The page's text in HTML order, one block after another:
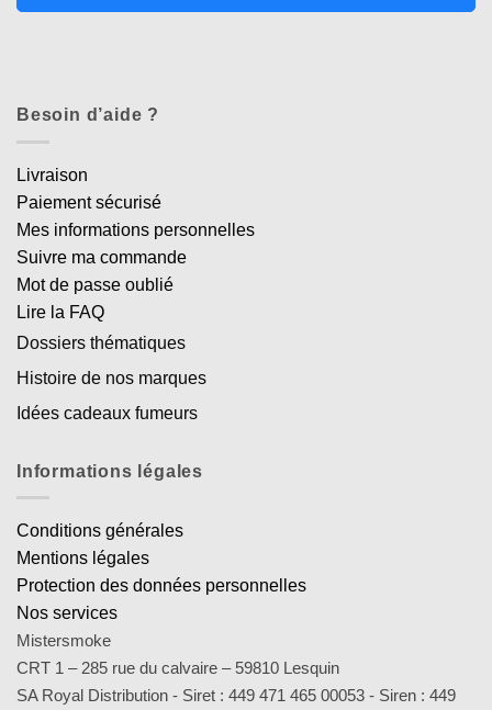
Besoin d’aide ?
Livraison
Paiement sécurisé
Mes informations personnelles
Suivre ma commande
Mot de passe oublié
Lire la FAQ
Dossiers thématiques
Histoire de nos marques
Idées cadeaux fumeurs
Informations légales
Conditions générales
Mentions légales
Protection des données personnelles
Nos services
Mistersmoke
CRT 1 – 285 rue du calvaire – 59810 Lesquin
SA Royal Distribution - Siret : 449 471 465 00053 - Siren : 449